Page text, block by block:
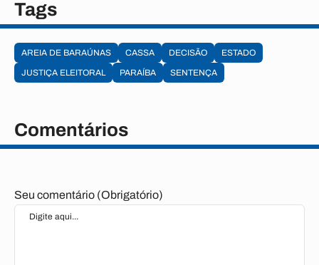
Tags
AREIA DE BARAÚNAS CASSA DECISÃO
ESTADO
JUSTIÇA ELEITORAL
PARAÍBA SENTENÇA
Comentários
Seu comentário (Obrigatório)